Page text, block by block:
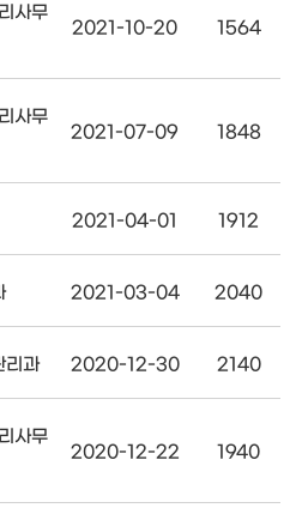
사무
2021-10-20 1564
사무
2021-07-09 1848
2021-04-01 1912
2021-03-04 2040
리과 2020-12-30 2140
사무
2020-12-22 1940